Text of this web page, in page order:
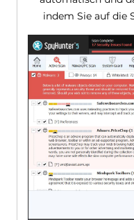
indem Sie auf die